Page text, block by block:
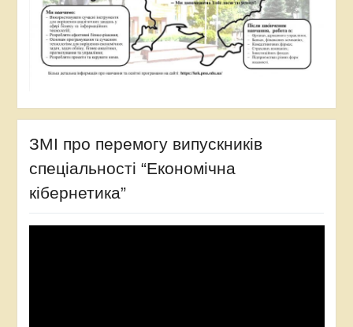
ЗМІ про перемогу випускників
спеціальності “Економічна
кібернетика”